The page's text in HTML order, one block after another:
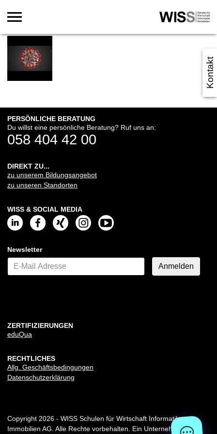
Kontakt
PERSÖNLICHE BERATUNG
Du willst eine persönliche Beratung? Ruf uns an:
058 404 42 00
DIREKT ZU...
zu unserem Bildungsangebot
zu unseren Standorten
WISS & SOCIAL MEDIA
Newsletter
E-Mail*
Anmelden
ZERTIFIZIERUNGEN
eduQua
RECHTLICHES
Allg. Geschäftsbedingungen
Datenschutzerklärung
Copyright 2026 - WISS Schulen für Wirtschaft Informatik
Immobilien AG. Alle Rechte vorbehalten. Ein Unternehmen der